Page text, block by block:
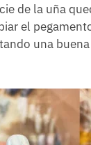
de la uña
el
una